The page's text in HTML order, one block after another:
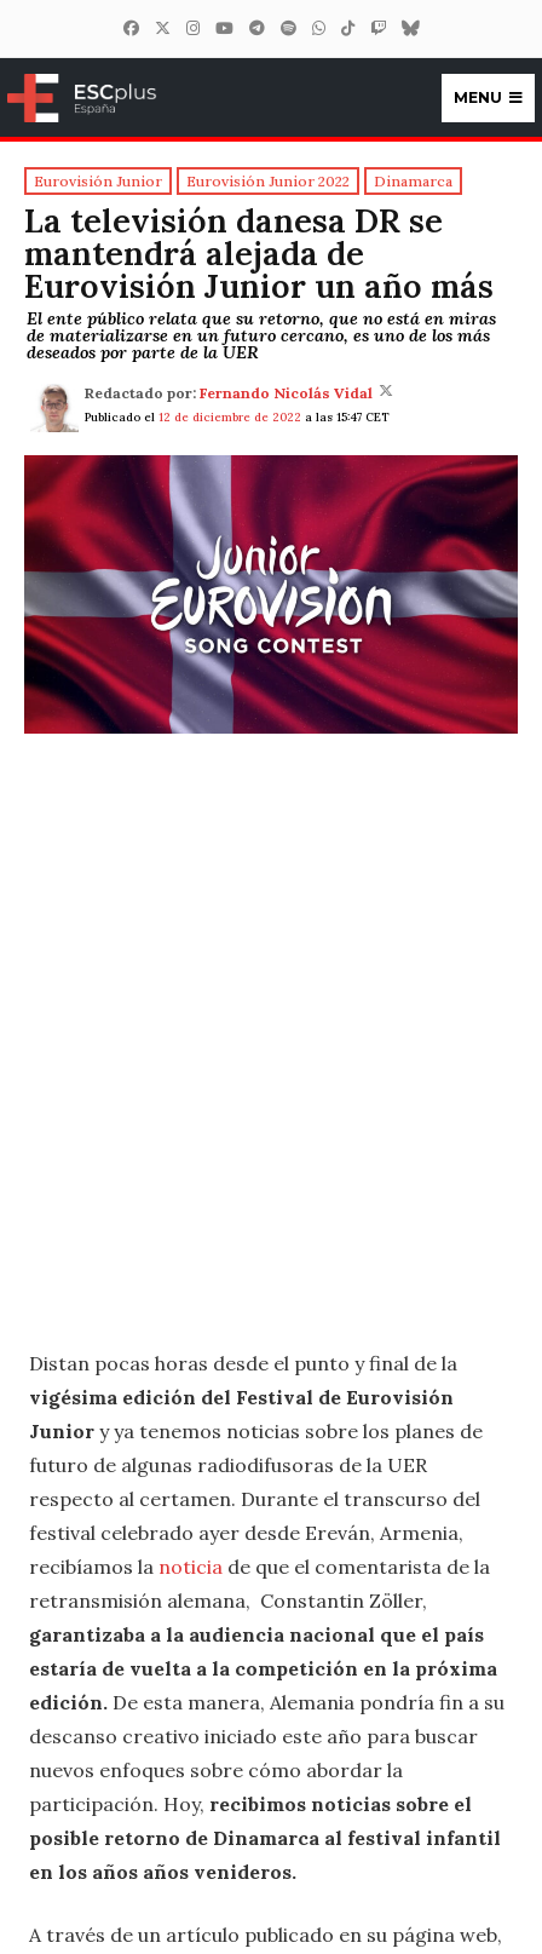
ESCplus España
MENU
Eurovisión Junior Eurovisión Junior 2022 Dinamarca
La televisión danesa DR se
mantendrá alejada de
Eurovisión Junior un año más
El ente público relata que su retorno, que no está en miras
de materializarse en un futuro cercano, es uno de los más
deseados por parte de la UER
Redactado por: Fernando Nicolás Vidal
Publicado el 12 de diciembre de 2022 a las 15:47 CET
Distan pocas horas desde el punto y final de la
vigésima edición del Festival de Eurovisión
Junior y ya tenemos noticias sobre los planes de
futuro de algunas radiodifusoras de la UER
respecto al certamen. Durante el transcurso del
festival celebrado ayer desde Ereván, Armenia,
recibíamos la noticia de que el comentarista de la
retransmisión alemana, Constantin Zöller,
garantizaba a la audiencia nacional que el país
estaría de vuelta a la competición en la próxima
edición. De esta manera, Alemania pondría fin a su
descanso creativo iniciado este año para buscar
nuevos enfoques sobre cómo abordar la
participación. Hoy, recibimos noticias sobre el
posible retorno de Dinamarca al festival infantil
en los años años venideros.
A través de un artículo publicado en su página web,